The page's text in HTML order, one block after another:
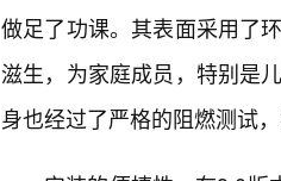
做足了功课。其表面采用了
滋生，为家庭成员，特别是
身也经过了严格的阻燃测试